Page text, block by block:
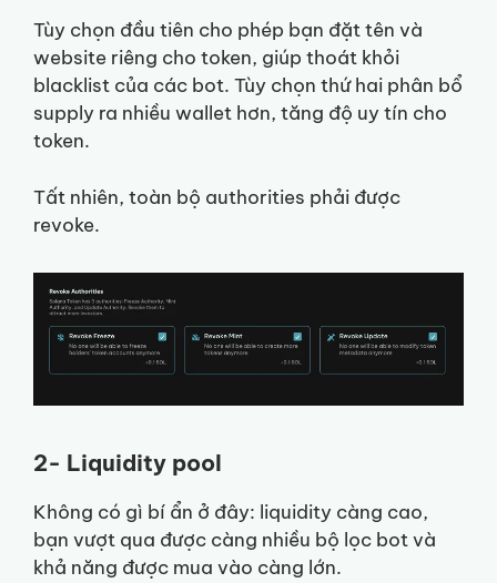
Tùy chọn đầu tiên cho phép bạn đặt tên và
website riêng cho token, giúp thoát khỏi
blacklist của các bot. Tùy chọn thứ hai phân bổ
supply ra nhiều wallet hơn, tăng độ uy tín cho
token.
Tất nhiên, toàn bộ authorities phải được
revoke.
2- Liquidity pool
Không có gì bí ẩn ở đây: liquidity càng cao,
bạn vượt qua được càng nhiều bộ lọc bot và
khả năng được mua vào càng lớn.